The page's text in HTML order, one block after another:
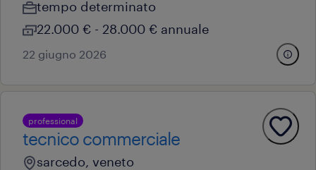
tempo determinato
22.000 € - 28.000 € annuale
22 giugno 2026
professional
tecnico commerciale
sarcedo, veneto